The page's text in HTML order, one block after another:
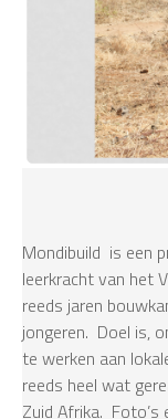
Mondibuild is een
leerkracht van het
reeds jaren
jongeren. Doel is,
te werken aan
reeds heel wat
Zuid Afrika.